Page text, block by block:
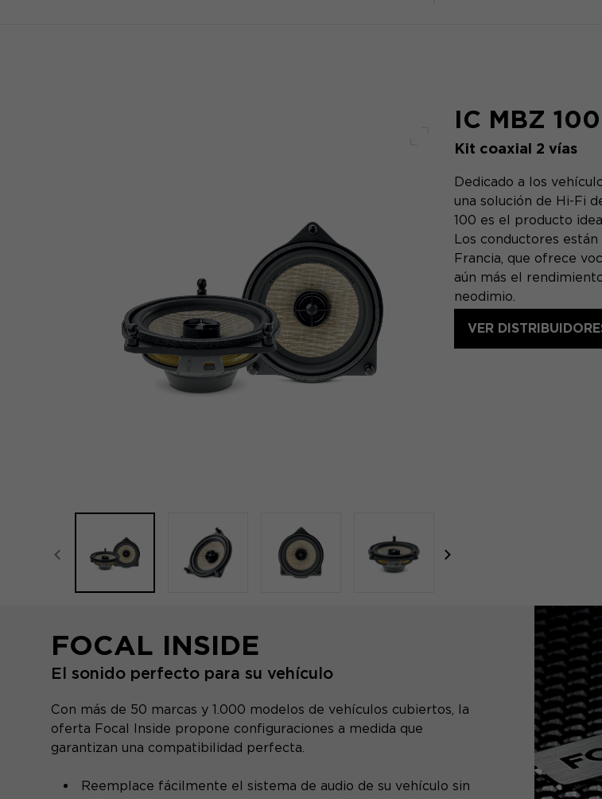
focal-naim-frontent::misc.prev_label focal-naim-
Pantalla completa
IC MBZ 100
Kit coaxial 2 vías
Dedicado a los
una solución de Hi-Fi
100 es el producto
Los conductores
Francia, que ofrece
aún más el
neodimio.
VER
FOCAL INSIDE
El sonido perfecto para su vehículo
Con más de 50 marcas y 1.000 modelos de vehículos cubiertos, la
oferta Focal Inside propone configuraciones a medida que
garantizan una compatibilidad perfecta.
Reemplace fácilmente el sistema de audio de su vehículo sin